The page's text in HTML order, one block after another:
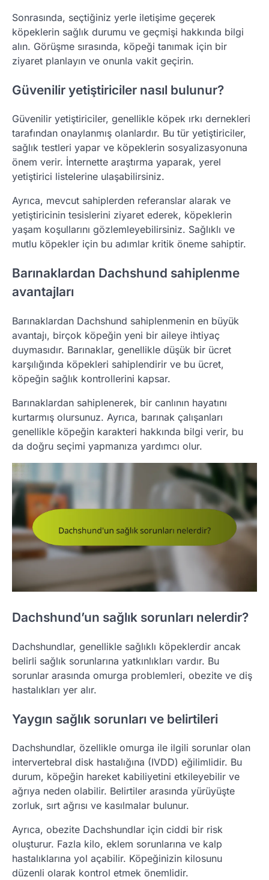
Sonrasında, seçtiğiniz yerle iletişime geçerek
köpeklerin sağlık durumu ve geçmişi hakkında bilgi
alın. Görüşme sırasında, köpeği tanımak için bir
ziyaret planlayın ve onunla vakit geçirin.
Güvenilir yetiştiriciler nasıl bulunur?
Güvenilir yetiştiriciler, genellikle köpek ırkı dernekleri
tarafından onaylanmış olanlardır. Bu tür yetiştiriciler,
sağlık testleri yapar ve köpeklerin sosyalizasyonuna
önem verir. İnternette araştırma yaparak, yerel
yetiştirici listelerine ulaşabilirsiniz.
Ayrıca, mevcut sahiplerden referanslar alarak ve
yetiştiricinin tesislerini ziyaret ederek, köpeklerin
yaşam koşullarını gözlemleyebilirsiniz. Sağlıklı ve
mutlu köpekler için bu adımlar kritik öneme sahiptir.
Barınaklardan Dachshund sahiplenme
avantajları
Barınaklardan Dachshund sahiplenmenin en büyük
avantajı, birçok köpeğin yeni bir aileye ihtiyaç
duymasıdır. Barınaklar, genellikle düşük bir ücret
karşılığında köpekleri sahiplendirir ve bu ücret,
köpeğin sağlık kontrollerini kapsar.
Barınaklardan sahiplenerek, bir canlının hayatını
kurtarmış olursunuz. Ayrıca, barınak çalışanları
genellikle köpeğin karakteri hakkında bilgi verir, bu
da doğru seçimi yapmanıza yardımcı olur.
Dachshund’un sağlık sorunları nelerdir?
Dachshundlar, genellikle sağlıklı köpeklerdir ancak
belirli sağlık sorunlarına yatkınlıkları vardır. Bu
sorunlar arasında omurga problemleri, obezite ve diş
hastalıkları yer alır.
Yaygın sağlık sorunları ve belirtileri
Dachshundlar, özellikle omurga ile ilgili sorunlar olan
intervertebral disk hastalığına (IVDD) eğilimlidir. Bu
durum, köpeğin hareket kabiliyetini etkileyebilir ve
ağrıya neden olabilir. Belirtiler arasında yürüyüşte
zorluk, sırt ağrısı ve kasılmalar bulunur.
Ayrıca, obezite Dachshundlar için ciddi bir risk
oluşturur. Fazla kilo, eklem sorunlarına ve kalp
hastalıklarına yol açabilir. Köpeğinizin kilosunu
düzenli olarak kontrol etmek önemlidir.